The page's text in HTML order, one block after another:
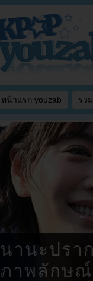
หน้าแรก youzab รว
นานะปรา
ภาพลักษณ์